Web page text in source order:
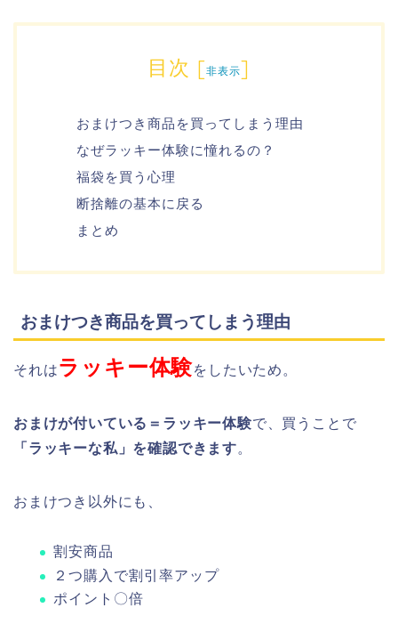
目次 [非表示]
おまけつき商品を買ってしまう理由
なぜラッキー体験に憧れるの？
福袋を買う心理
断捨離の基本に戻る
まとめ
おまけつき商品を買ってしまう理由
それはラッキー体験をしたいため。
おまけが付いている＝ラッキー体験で、買うことで
「ラッキーな私」を確認できます。
おまけつき以外にも、
割安商品
２つ購入で割引率アップ
ポイント〇倍